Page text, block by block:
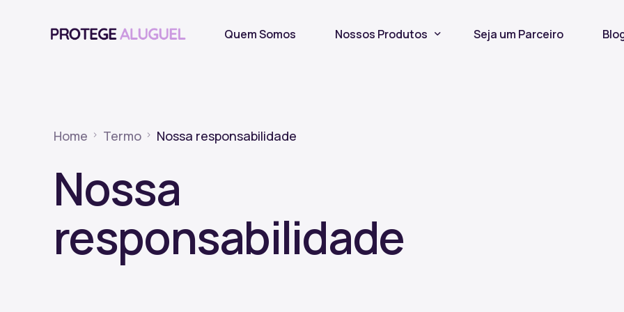
Quem Somos Nossos Produtos Seja um Parceiro
Home Termo Nossa responsabilidade
Nossa
responsabilidade